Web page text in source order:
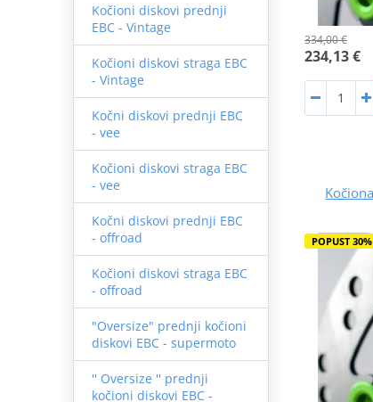
Kočioni diskovi prednji
EBC - Vintage
Kočioni diskovi straga EBC
- Vintage
Kočni diskovi prednji EBC
- vee
Kočioni diskovi straga EBC
- vee
Kočni diskovi prednji EBC
- offroad
Kočioni diskovi straga EBC
- offroad
"Oversize" prednji kočioni
diskovi EBC - supermoto
'' Oversize '' prednji
kočioni diskovi EBC -
334,00 €
234,13 €
POPUST 30%